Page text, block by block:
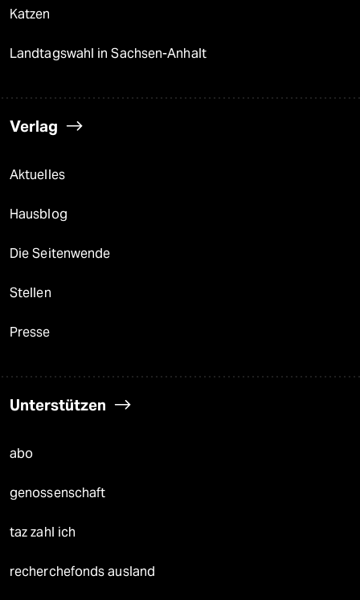
Katzen
Landtagswahl in Sachsen-Anhalt
Verlag
Aktuelles
Hausblog
Die Seitenwende
Stellen
Presse
Unterstützen
abo
genossenschaft
taz zahl ich
recherchefonds ausland